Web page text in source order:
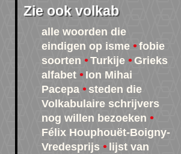
Zie ook volkab
alle woorden die
eindigen op isme
fobie
soorten
Turkije
Grieks
alfabet
Ion Mihai
Pacepa
steden die
Volkabulaire schrijvers
nog willen bezoeken
Félix Houphouët-Boigny-
Vredesprijs
lijst van